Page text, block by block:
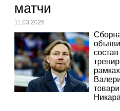
матчи
11.03.2026